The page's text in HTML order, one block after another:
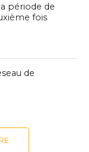
période de
fois
de